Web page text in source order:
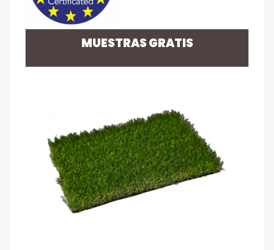
MUESTRAS GRATIS